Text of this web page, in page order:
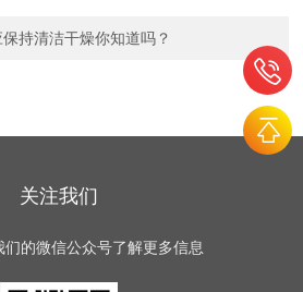
持清洁干燥你知道吗？
关注我们
们的微信公众号了解更多信息